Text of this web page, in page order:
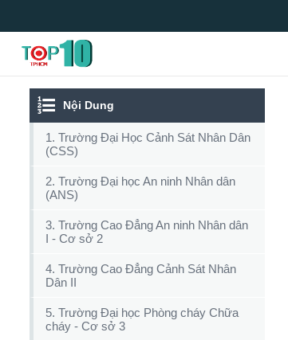
Top10tphcm
Nội Dung
1. Trường Đại Học Cảnh Sát Nhân Dân
(CSS)
2. Trường Đại học An ninh Nhân dân
(ANS)
3. Trường Cao Đẳng An ninh Nhân dân
I - Cơ sở 2
4. Trường Cao Đẳng Cảnh Sát Nhân
Dân II
5. Trường Đại học Phòng cháy Chữa
cháy - Cơ sở 3